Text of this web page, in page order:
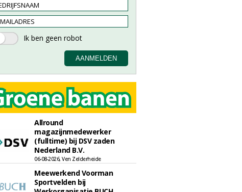
Allround
magazijnmedewerker
(fulltime) bij DSV zaden
Nederland B.V.
06-08-2026, Ven Zelderheide
Meewerkend Voorman
Sportvelden bij